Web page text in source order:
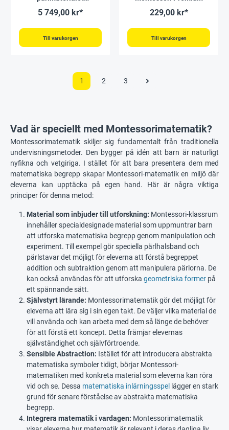
5 749,00 kr*
Till varukorgen
229,00 kr*
Till varukorgen
1 2 3
Vad är speciellt med Montessorimatematik?
Montessorimatematik skiljer sig fundamentalt från traditionella
undervisningsmetoder. Den bygger på idén att barn är naturligt
nyfikna och vetgiriga. I stället för att bara presentera dem med
matematiska begrepp skapar Montessori-matematik en miljö där
eleverna kan upptäcka på egen hand. Här är några viktiga
principer för denna metod:
Material som inbjuder till utforskning: Montessori-klassrum
innehåller specialdesignade material som uppmuntrar barn
att utforska matematiska begrepp genom manipulation och
experiment. Till exempel gör speciella pärlhalsband och
pärlstavar det möjligt för eleverna att förstå begreppet
addition och subtraktion genom att manipulera pärlorna. De
kan också användas för att utforska geometriska former på
ett spännande sätt.
Självstyrt lärande: Montessorimatematik gör det möjligt för
eleverna att lära sig i sin egen takt. De väljer vilka material de
vill använda och kan arbeta med dem så länge de behöver
för att förstå ett koncept. Detta främjar elevernas
självständighet och självförtroende.
Sensible Abstraction: Istället för att introducera abstrakta
matematiska symboler tidigt, börjar Montessori-
matematiken med konkreta material som eleverna kan röra
vid och se. Dessa matematiska inlärningsspel lägger en stark
grund för senare förståelse av abstrakta matematiska
begrepp.
Integrera matematik i vardagen: Montessorimatematik